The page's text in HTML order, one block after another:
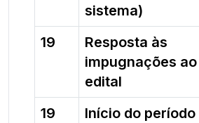
sistema)
19
Resposta às
impugnações ao
edital
19
Início do período